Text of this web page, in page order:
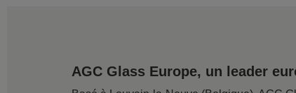
AGC Glass Europe, un leader